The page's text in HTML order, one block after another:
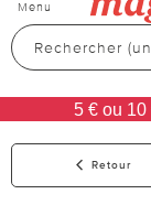
de
navigation
Menu
5 € ou
Retour